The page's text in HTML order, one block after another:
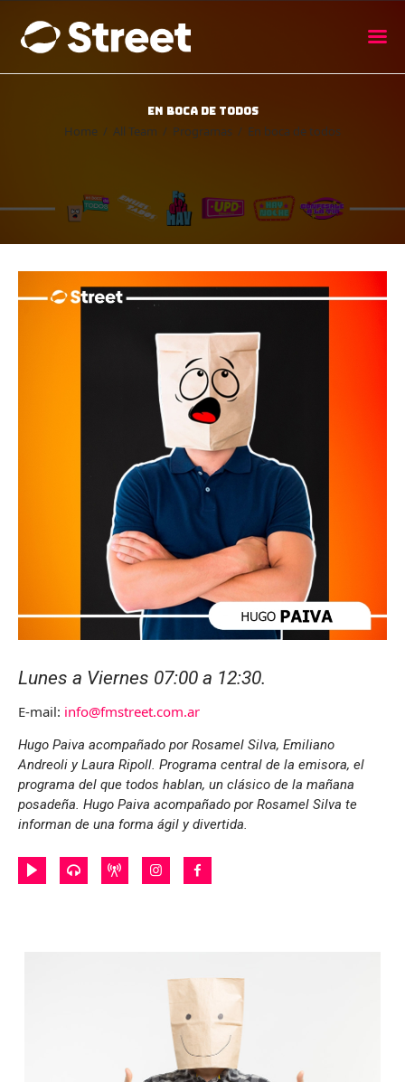
En boca de todos
Home All Team Programas En boca de todos
La Street FM 101.5
camina con vos
Agenda
Publicitá
Familia de auspiciantes
Lunes a Viernes 07:00 a 12:30.
E-mail: info@fmstreet.com.ar
Hugo Paiva acompañado por Rosamel Silva, Emiliano
Andreoli y Laura Ripoll. Programa central de la emisora, el
programa del que todos hablan, un clásico de la mañana
posadeña. Hugo Paiva acompañado por Rosamel Silva te
informan de una forma ágil y divertida.